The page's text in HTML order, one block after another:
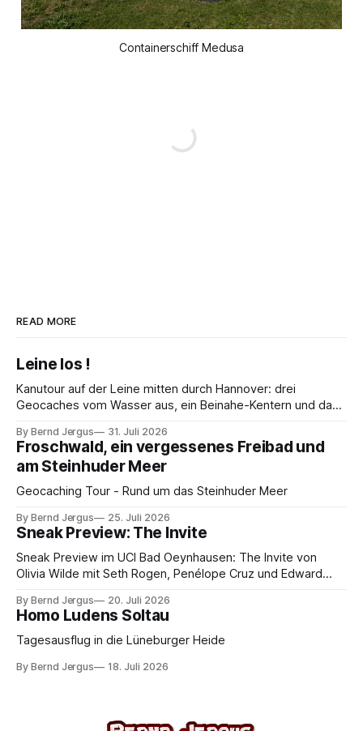
Containerschiff Medusa
READ MORE
Leine los !
Kanutour auf der Leine mitten durch Hannover: drei
Geocaches vom Wasser aus, ein Beinahe-Kentern und das
sollte.
By Bernd Jergus 31. Juli 2026
Froschwald, ein vergessenes Freibad und
am Steinhuder Meer
Geocaching Tour - Rund um das Steinhuder Meer
By Bernd Jergus 25. Juli 2026
Sneak Preview: The Invite
Sneak Preview im UCI Bad Oeynhausen: The Invite von
Olivia Wilde mit Seth Rogen, Penélope Cruz und Edward
By Bernd Jergus 20. Juli 2026
Homo Ludens Soltau
Tagesausflug in die Lüneburger Heide
By Bernd Jergus 18. Juli 2026